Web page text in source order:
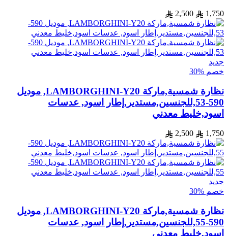
1,750
2,500
جديد
خصم %30
نظارة شمسية,ماركة LAMBORGHINI-Y20, موديل
590-53,للجنسين,مستدير,إطار اسود, عدسات
اسود,خليط معدني
1,750
2,500
جديد
خصم %30
نظارة شمسية,ماركة LAMBORGHINI-Y20, موديل
590-55,للجنسين,مستدير,إطار اسود, عدسات
اسود,خليط معدني